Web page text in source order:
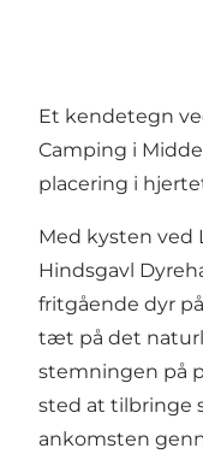
Et kendetegn
Camping i
placering i
Med kysten ved
Hindsgavl
fritgående dyr
tæt på det
stemningen på
sted at tilbringe
ankomsten